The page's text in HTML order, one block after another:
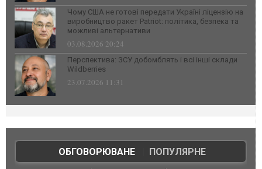
Чому США не готові передати Україні ліцензію на
виробництво ракет Patriot: політика, безпека та
можливі альтернативи
03.08.2026 20:24
Перспектива: ЗСУ добомблять і всі інші склади
Wildberries
23.07.2026 11:31
ОБГОВОРЮВАНЕ| ПОПУЛЯРНЕ